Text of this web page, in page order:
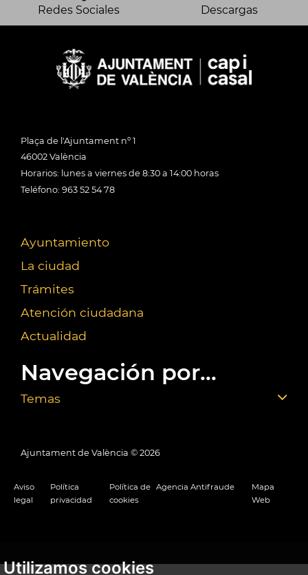
Utilizamos cookies
Redes Sociales Descargas
Plaça de l'Ajuntament nº 1
46002 València
Horarios: lunes a viernes de 8:30 a 14:00 horas
Teléfono: 963 52 54 78
Ayuntamiento
La ciudad
Trámites
Atención ciudadana
Actualidad
Navegación por...
Temas
Ajuntament de València © 2026
Aviso
legal
Política
privacidad
Política de
cookies
Agencia Antifraude
Mapa
Web